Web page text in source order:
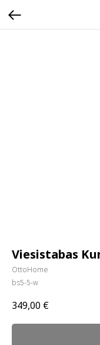
Viesistabas
OttoHome
bs5-5-w
349,00 €